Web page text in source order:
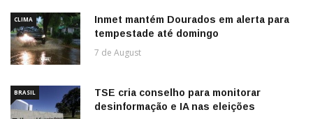
CLIMA
Inmet mantém Dourados em alerta para
tempestade até domingo
7 de August
BRASIL
TSE cria conselho para monitorar
desinformação e IA nas eleições